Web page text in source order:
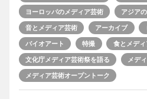
ヨーロッパのメディア芸術 アジア
音とメディア芸術 アーカイブ
バイオアート 特撮 食とメディ
文化庁メディア芸術祭を語る メデ
メディア芸術オープントーク